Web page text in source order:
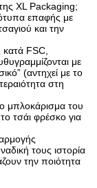
XL Packaging;
επαφής με
και την
κατά FSC,
με
(αντηχεί με το
στη
μπλοκάρισμα του
τσάι φρέσκο για
τους ιστορία
την ποιότητα